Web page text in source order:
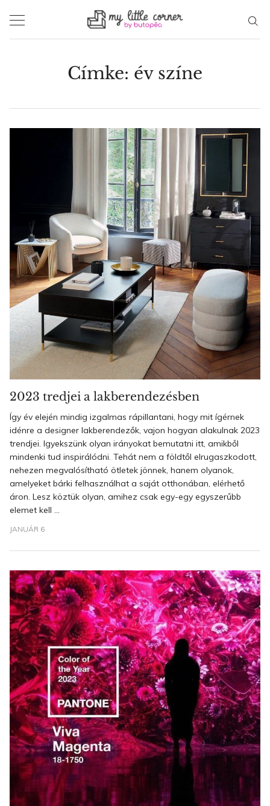
Címke: év színe
2023 tredjei a lakberendezésben
Így év elején mindig izgalmas rápillantani, hogy mit ígérnek
idénre a designer lakberendezők, vajon hogyan alakulnak 2023
trendjei. Igyekszünk olyan irányokat bemutatni itt, amikből
mindenki tud inspirálódni. Tehát nem a földtől elrugaszkodott,
nehezen megvalósítható ötletek jönnek, hanem olyanok,
amelyeket bárki felhasználhat a saját otthonában, elérhető
áron. Lesz köztük olyan, amihez csak egy-egy egyszerűbb
elemet kell ...
JANUÁR 6